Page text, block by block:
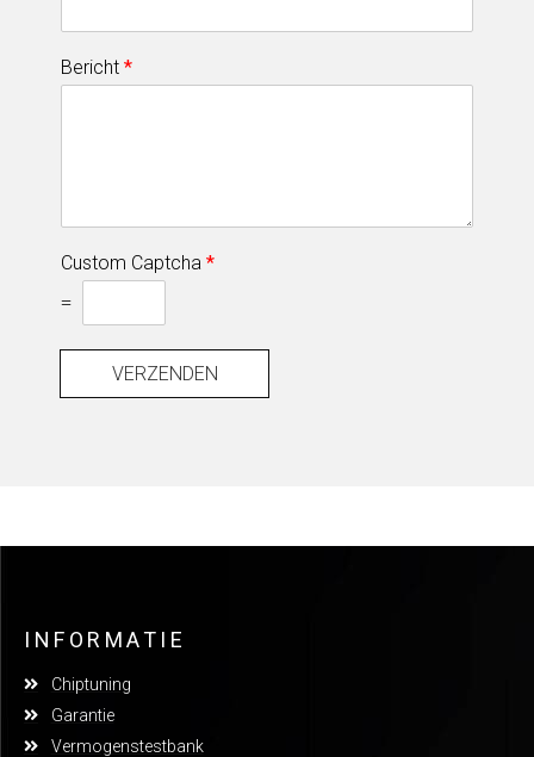
Bericht *
Custom Captcha *
=
VERZENDEN
INFORMATIE
Chiptuning
Garantie
Vermogenstestbank